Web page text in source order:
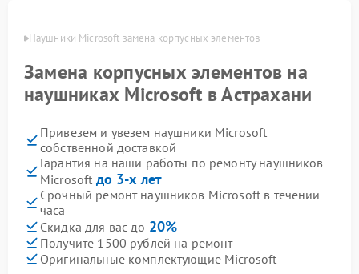
Наушники Microsoft замена корпусных элементов
Замена корпусных элементов на
наушниках Microsoft в Астрахани
Привезем и увезем наушники Microsoft
собственной доставкой
Гарантия на наши работы по ремонту наушников
Microsoft до 3-х лет
Срочный ремонт наушников Microsoft в течении
часа
Скидка для вас до 20%
Получите 1500 рублей на ремонт
Оригинальные комплектующие Microsoft